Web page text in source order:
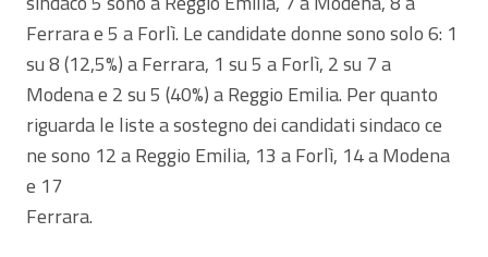
Ferrara e 5 a Forlì. Le candidate donne sono solo 6: 1
su 8 (12,5%) a Ferrara, 1 su 5 a Forlì, 2 su 7 a
Modena e 2 su 5 (40%) a Reggio Emilia. Per quanto
riguarda le liste a sostegno dei candidati sindaco ce
ne sono 12 a Reggio Emilia, 13 a Forlì, 14 a Modena
e 17
Ferrara.